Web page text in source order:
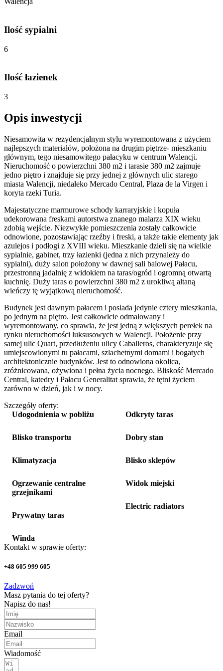
Ilość sypialni
6
Ilość łazienek
3
Opis inwestycji
Niesamowita w rezydencjalnym stylu wyremontowana z użyciem
najlepszych materiałów, położona na drugim piętrze- mieszkaniu
głównym, tego niesamowitego pałacyku w centrum Walencji.
Nieruchomość o powierzchni 380 m2 i tarasie 380 m2 zajmuje
jedno piętro i znajduje się przy jednej z głównych ulic starego
miasta Walencji, niedaleko Mercado Central, Plaza de la Virgen i
koryta rzeki Turia.
Majestatyczne marmurowe schody karraryjskie i kopuła
udekorowana freskami autorstwa znanego malarza XIX wieku
zdobią wejście. Niezwykłe pomieszczenia zostały całkowicie
odnowione, pozostawiając rzeźby i freski, a także takie elementy jak
azulejos i podłogi z XVIII wieku. Mieszkanie dzieli się na wielkie
sypialnie, gabinet, trzy łazienki (jedna z nich przynależy do
sypialni), duży salon położony w dawnej sali balowej Pałacu,
przestronną jadalnię z widokiem na taras/ogród i ogromną otwartą
kuchnię. Duży taras o powierzchni 380 m2 z urokliwą altaną
wieńczy tę wyjątkową nieruchomość.
Budynek jest dawnym pałacem i posiada jedynie cztery mieszkania,
po jednym na piętro. Jest całkowicie odmalowany i
wyremontowany, co sprawia, że jest jedną z większych perełek na
rynku nieruchomości luksusowych w Walencji. Położenie przy
samej ulic Quart, przedłużeniu ulicy Caballeros, charakteryzuje się
umiejscowionymi tu pałacami, szlachetnymi domami i bogatych
architektonicznie budynków. Jest to odnowiona okolica,
zróżnicowana, ożywiona i pełna życia nocnego. Bliskość Mercado
Central, katedry i Pałacu Generalitat sprawia, że tętni życiem
zarówno w dzień, jak i w nocy.
Szczegóły oferty:
Udogodnienia w pobliżu
Blisko transportu
Klimatyzacja
Ogrzewanie centralne
grzejnikami
Prywatny taras
Winda
Odkryty taras
Dobry stan
Blisko sklepów
Widok miejski
Electric radiators
Kontakt w sprawie oferty:
+48 605 999 605
Zadzwoń
Masz pytania do tej oferty?
Napisz do nas!
Email
Wiadomość